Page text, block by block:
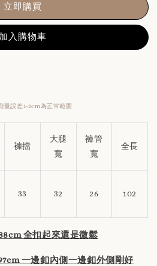
立即購買
加入購物車
量誤差1-2cm為正常範圍
褲擋
大腿
寬
褲管
寬
全長
33 32 26 102
全扣起來還是微鬆
一邊釦內側一邊釦外側剛好